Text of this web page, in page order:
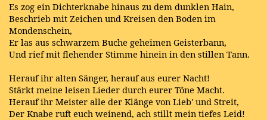
Es zog ein Dichterknabe hinaus zu dem dunklen Hain,
Beschrieb mit Zeichen und Kreisen den Boden im
Mondenschein,
Er las aus schwarzem Buche geheimen Geisterbann,
Und rief mit flehender Stimme hinein in den stillen Tann.
Herauf ihr alten Sänger, herauf aus eurer Nacht!
Stärkt meine leisen Lieder durch eurer Töne Macht.
Herauf ihr Meister alle der Klänge von Lieb' und Streit,
Der Knabe ruft euch weinend, ach stillt mein tiefes Leid!